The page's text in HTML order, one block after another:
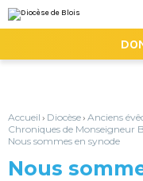
au
contenu.
la
personnels
Accueil › Diocèse› Anciens
Chroniques de Monseigneur
Nous sommes en synode
Nous